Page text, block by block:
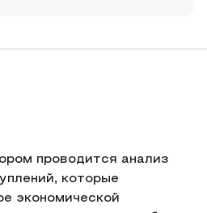
проводится анализ
которые
экономической